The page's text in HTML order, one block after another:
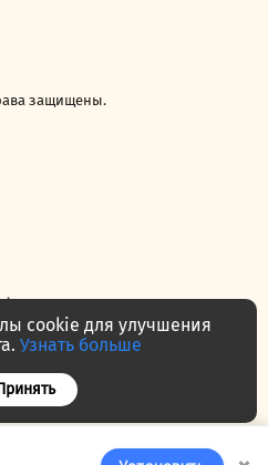
защищены.
оферта
Контакты
cookie для улучшения
Узнать больше